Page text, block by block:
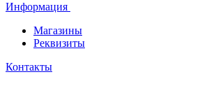
Информация
Магазины
Реквизиты
Контакты